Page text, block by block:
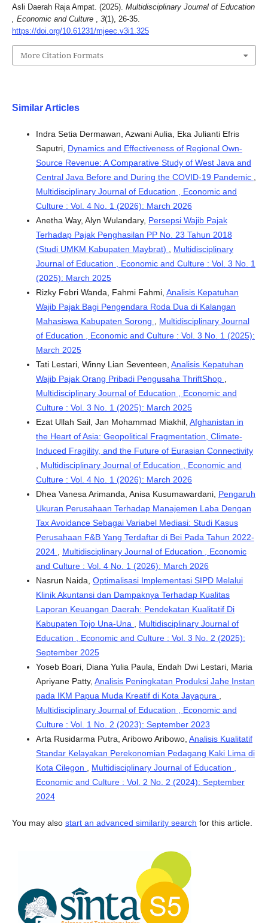
Asli Daerah Raja Ampat. (2025). Multidisciplinary Journal of Education
, Economic and Culture
3(1), 26-35.
https://doi.org/10.61231/mjeec.v3i1.325
More Citation Formats
Similar Articles
Indra Setia Dermawan, Azwani Aulia, Eka Julianti Efris
Saputri, Dynamics and Effectiveness of Regional Own-
Source Revenue: A Comparative Study of West Java and
Central Java Before and During the COVID-19 Pandemic
Multidisciplinary Journal of Education , Economic and
Culture : Vol. 4 No. 1 (2026): March 2026
Anetha Way, Alyn Wulandary, Persepsi Wajib Pajak
Terhadap Pajak Penghasilan PP No. 23 Tahun 2018
(Studi UMKM Kabupaten Maybrat)
Multidisciplinary
Journal of Education , Economic and Culture : Vol. 3 No. 1
(2025): March 2025
Rizky Febri Wanda, Fahmi Fahmi, Analisis Kepatuhan
Wajib Pajak Bagi Pengendara Roda Dua di Kalangan
Mahasiswa Kabupaten Sorong
Multidisciplinary Journal
of Education , Economic and Culture : Vol. 3 No. 1 (2025):
March 2025
Tati Lestari, Winny Lian Seventeen, Analisis Kepatuhan
Wajib Pajak Orang Pribadi Pengusaha ThriftShop
Multidisciplinary Journal of Education , Economic and
Culture : Vol. 3 No. 1 (2025): March 2025
Ezat Ullah Sail, Jan Mohammad Miakhil, Afghanistan in
the Heart of Asia: Geopolitical Fragmentation, Climate-
Induced Fragility, and the Future of Eurasian Connectivity
Multidisciplinary Journal of Education , Economic and
Culture : Vol. 4 No. 1 (2026): March 2026
Dhea Vanesa Arimanda, Anisa Kusumawardani, Pengaruh
Ukuran Perusahaan Terhadap Manajemen Laba Dengan
Tax Avoidance Sebagai Variabel Mediasi: Studi Kasus
Perusahaan F&B Yang Terdaftar di Bei Pada Tahun 2022-
2024
Multidisciplinary Journal of Education , Economic
and Culture : Vol. 4 No. 1 (2026): March 2026
Nasrun Naida, Optimalisasi Implementasi SIPD Melalui
Klinik Akuntansi dan Dampaknya Terhadap Kualitas
Laporan Keuangan Daerah: Pendekatan Kualitatif Di
Kabupaten Tojo Una-Una
Multidisciplinary Journal of
Education , Economic and Culture : Vol. 3 No. 2 (2025):
September 2025
Yoseb Boari, Diana Yulia Paula, Endah Dwi Lestari, Maria
Apriyane Patty, Analisis Peningkatan Produksi Jahe Instan
pada IKM Papua Muda Kreatif di Kota Jayapura
Multidisciplinary Journal of Education , Economic and
Culture : Vol. 1 No. 2 (2023): September 2023
Arta Rusidarma Putra, Aribowo Aribowo, Analisis Kualitatif
Standar Kelayakan Perekonomian Pedagang Kaki Lima di
Kota Cilegon
Multidisciplinary Journal of Education ,
Economic and Culture : Vol. 2 No. 2 (2024): September
2024
You may also start an advanced similarity search for this article.